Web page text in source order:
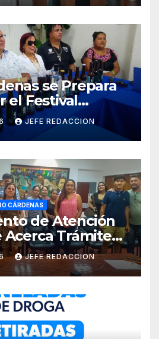
se Prepara
el Festival
de la Cerveza
2026
JEFE REDACCION
CÁRDENAS
de Atención
Acerca Trámite
a
Lázaro
JEFE REDACCION